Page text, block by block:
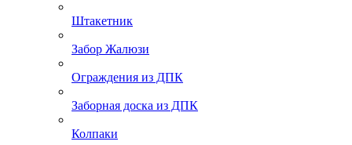
Штакетник
Забор Жалюзи
Ограждения из ДПК
Заборная доска из ДПК
Колпаки